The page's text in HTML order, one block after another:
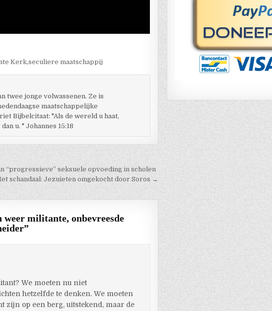
Kerk,seculiere maatschappij
twee jonge volwassenen. Ze is
maatschappelijke
Bijbelcitaat: "Als de wereld u haat,
u. " Johannes 15:18
seksuele opvoeding in scholen
schandaal: Jezuieten omgekocht door Soros →
militante, onbevreesde
”
We moeten nu niet
hetzelfde te denken. We moeten
zijn op een berg, uitstekend, maar de